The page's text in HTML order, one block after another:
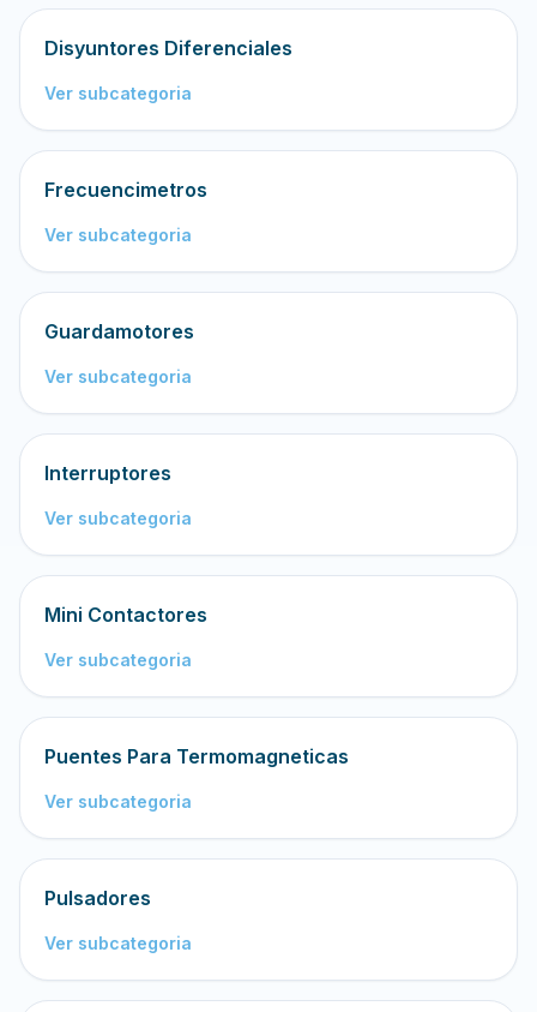
Disyuntores Diferenciales
Ver subcategoria
Frecuencimetros
Ver subcategoria
Guardamotores
Ver subcategoria
Interruptores
Ver subcategoria
Mini Contactores
Ver subcategoria
Puentes Para Termomagneticas
Ver subcategoria
Pulsadores
Ver subcategoria